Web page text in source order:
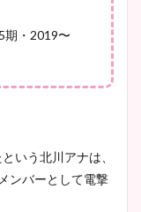
グアナのニット画像
期・2019〜
いう北川アナは、
ンバーとして電撃